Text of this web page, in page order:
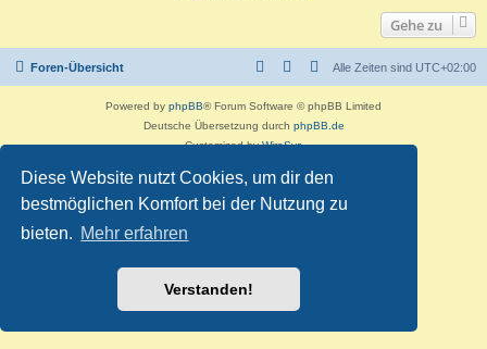
Diese Website nutzt Cookies, um dir den
bestmöglichen Komfort bei der Nutzung zu
bieten. Mehr erfahren
Verstanden!
Gehe zu
Foren-Übersicht Alle Zeiten sind UTC+02:00
Powered by phpBB® Forum Software © phpBB Limited
Deutsche Übersetzung durch phpBB.de
Customized byWireSys